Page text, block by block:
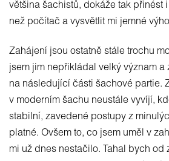
většina šachistů, dokáže tak přinést
než počítač a vysvětlit mi jemné
Zahájení jsou ostatně stále trochu
jsem jim nepřikládal velký význam a
na následující části šachové partie.
v moderním šachu neustále vyvíjí,
stabilní, zavedené postupy z
platné. Ovšem to, co jsem uměl v
mi už dnes nestačilo. Tahal bych od